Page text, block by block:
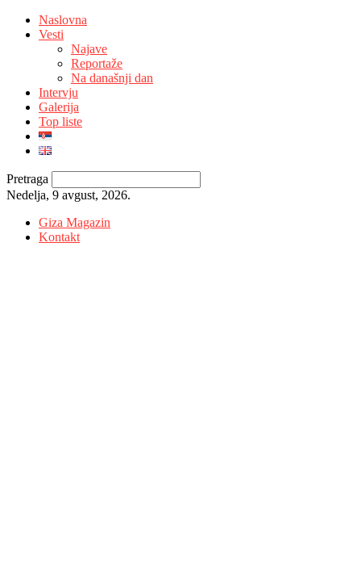
Naslovna
Vesti
Najave
Reportaže
Na današnji dan
Intervju
Galerija
Top liste
Pretraga
Nedelja, 9 avgust, 2026.
Giza Magazin
Kontakt